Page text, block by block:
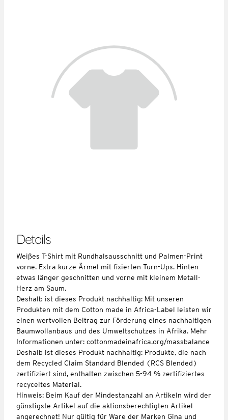
Details
Weißes T-Shirt mit Rundhalsausschnitt und Palmen-Print
vorne. Extra kurze Ärmel mit fixierten Turn-Ups. Hinten
etwas länger geschnitten und vorne mit kleinem Metall-
Herz am Saum.
Deshalb ist dieses Produkt nachhaltig: Mit unseren
Produkten mit dem Cotton made in Africa-Label leisten wir
einen wertvollen Beitrag zur Förderung eines nachhaltigen
Baumwollanbaus und des Umweltschutzes in Afrika. Mehr
Informationen unter: cottonmadeinafrica.org/massbalance
Deshalb ist dieses Produkt nachhaltig: Produkte, die nach
dem Recycled Claim Standard Blended (RCS Blended)
zertifiziert sind, enthalten zwischen 5-94 % zertifiziertes
recyceltes Material.
Hinweis: Beim Kauf der Mindestanzahl an Artikeln wird der
günstigste Artikel auf die aktionsberechtigten Artikel
angerechnet! Nur gültig für Ware der Marken Gina und